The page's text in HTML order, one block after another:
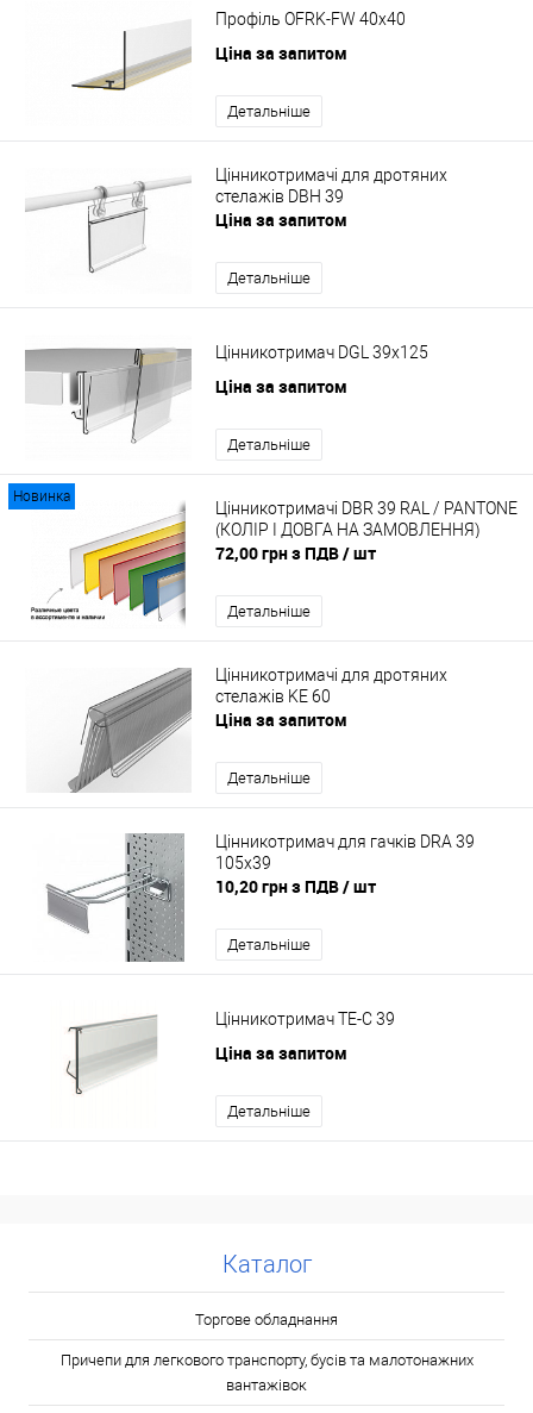
Профіль OFRK-FW 40x40
Ціна за запитом
Детальніше
Цінникотримачі для дротяних
стелажів DBH 39
Ціна за запитом
Детальніше
Цінникотримач DGL 39x125
Ціна за запитом
Детальніше
Новинка
Цінникотримачі DBR 39 RAL / PANTONE
(КОЛІР І ДОВГА НА ЗАМОВЛЕННЯ)
72,00 грн з ПДВ/ шт
Детальніше
Цінникотримачі для дротяних
стелажів KE 60
Ціна за запитом
Детальніше
Цінникотримач для гачків DRA 39
105х39
10,20 грн з ПДВ/ шт
Детальніше
Цінникотримач TE-C 39
Ціна за запитом
Детальніше
Каталог
Торгове обладнання
Причепи для легкового транспорту, бусів та малотонажних
вантажівок